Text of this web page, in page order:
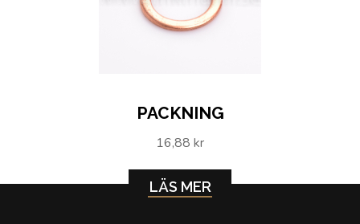
PACKNING
16,88 kr
LÄS MER